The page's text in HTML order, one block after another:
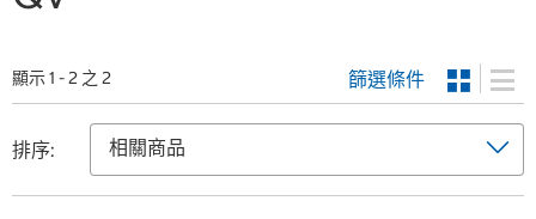
顯示 1 - 2 之 2 篩選條件
排序: